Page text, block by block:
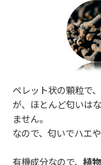
ペレット状の顆粒で
が、ほとんど匂いは
ません。
なので、匂いでハエ
有機成分なので、 植